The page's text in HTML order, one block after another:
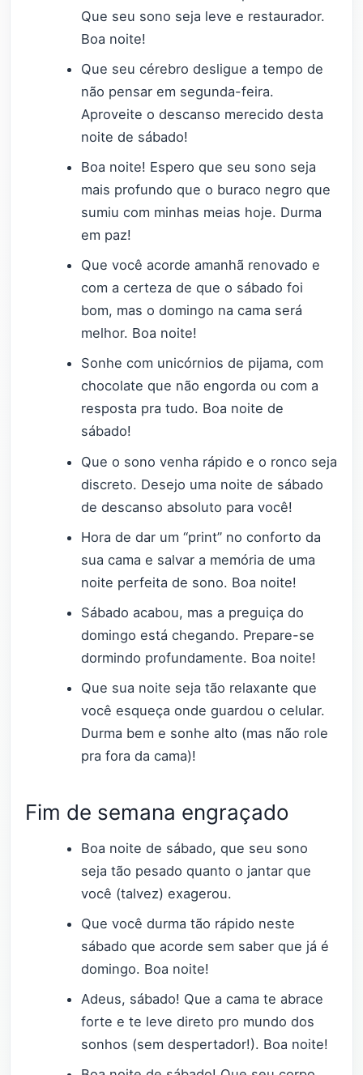
Que seu sono seja leve e restaurador.
Boa noite!
Que seu cérebro desligue a tempo de
não pensar em segunda-feira.
Aproveite o descanso merecido desta
noite de sábado!
Boa noite! Espero que seu sono seja
mais profundo que o buraco negro que
sumiu com minhas meias hoje. Durma
em paz!
Que você acorde amanhã renovado e
com a certeza de que o sábado foi
bom, mas o domingo na cama será
melhor. Boa noite!
Sonhe com unicórnios de pijama, com
chocolate que não engorda ou com a
resposta pra tudo. Boa noite de
sábado!
Que o sono venha rápido e o ronco seja
discreto. Desejo uma noite de sábado
de descanso absoluto para você!
Hora de dar um “print” no conforto da
sua cama e salvar a memória de uma
noite perfeita de sono. Boa noite!
Sábado acabou, mas a preguiça do
domingo está chegando. Prepare-se
dormindo profundamente. Boa noite!
Que sua noite seja tão relaxante que
você esqueça onde guardou o celular.
Durma bem e sonhe alto (mas não role
pra fora da cama)!
Fim de semana engraçado
Boa noite de sábado, que seu sono
seja tão pesado quanto o jantar que
você (talvez) exagerou.
Que você durma tão rápido neste
sábado que acorde sem saber que já é
domingo. Boa noite!
Adeus, sábado! Que a cama te abrace
forte e te leve direto pro mundo dos
sonhos (sem despertador!). Boa noite!